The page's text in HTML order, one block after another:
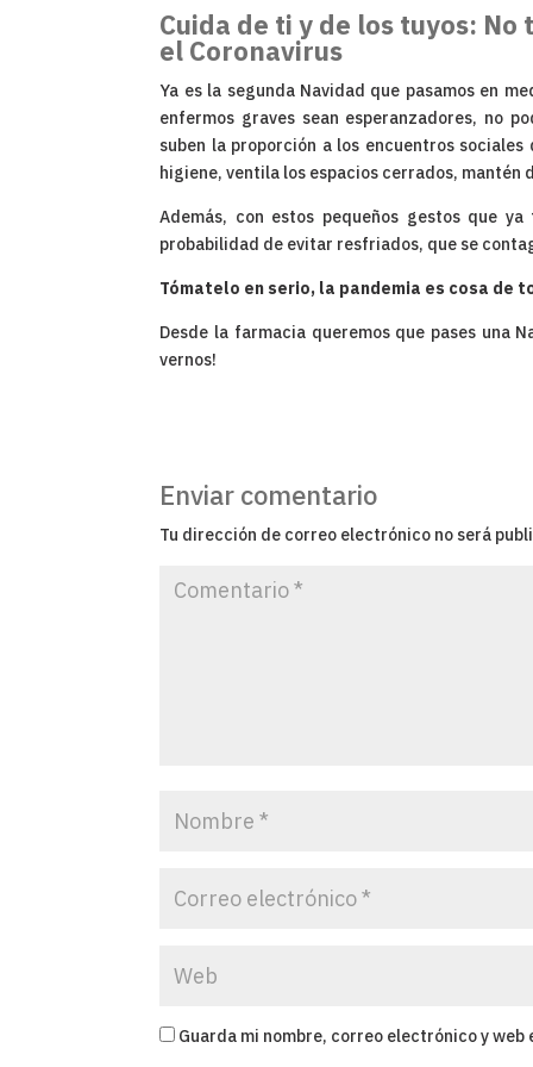
Cuida de ti y de los tuyos:
el Coronavirus
Ya es la segunda Navidad que pasamos en
enfermos graves sean esperanzadores, no
suben la proporción a los encuentros
higiene, ventila los espacios cerrados, mantén
Además, con estos pequeños gestos que
probabilidad de evitar resfriados, que se
Tómatelo en serio, la pandemia es cosa de
Desde la farmacia queremos que pases una
vernos!
Enviar comentario
Tu dirección de correo electrónico no será
Guarda mi nombre, correo electrónico y